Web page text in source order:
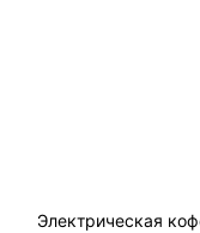
Электрическая